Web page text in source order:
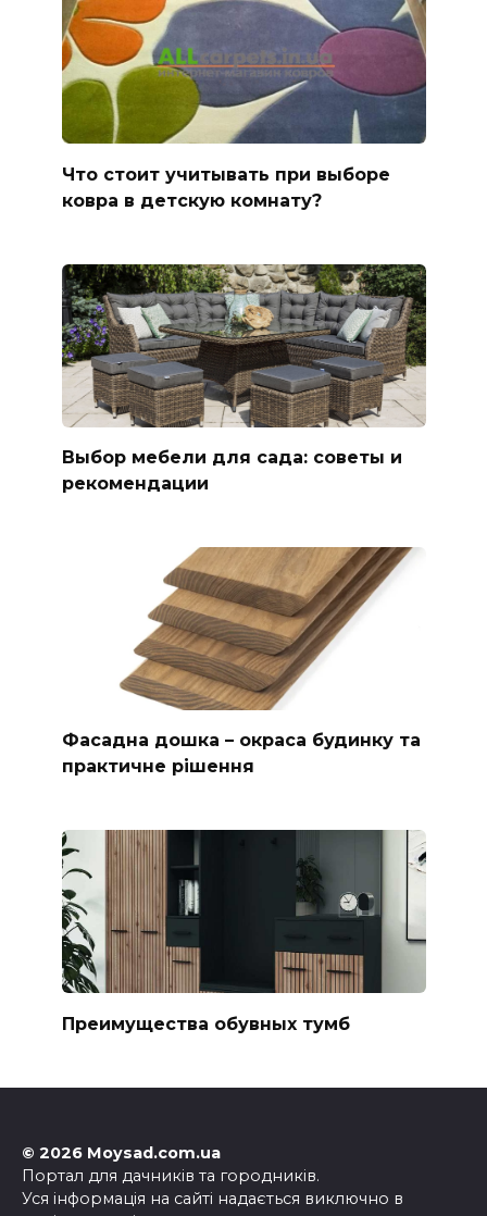
Что стоит учитывать при выборе
ковра в детскую комнату?
Выбор мебели для сада: советы и
рекомендации
Фасадна дошка – окраса будинку та
практичне рішення
Преимущества обувных тумб
© 2026 Moysad.com.ua
Портал для дачників та городників.
Уся інформація на сайті надається виключно в